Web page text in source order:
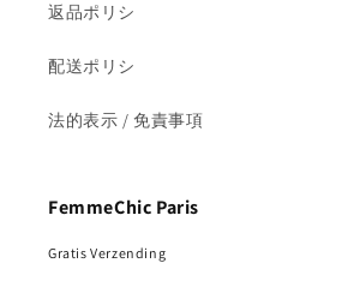
返品ポリシ
配送ポリシ
法的表示 / 免責事項
FemmeChic Paris
Gratis Verzending